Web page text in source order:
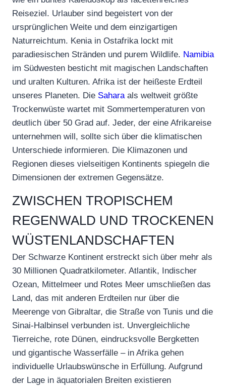
Reiseziel. Urlauber sind begeistert von der
ursprünglichen Weite und dem einzigartigen
Naturreichtum. Kenia in Ostafrika lockt mit
paradiesischen Stränden und purem Wildlife. Namibia
im Südwesten besticht mit magischen Landschaften
und uralten Kulturen. Afrika ist der heißeste Erdteil
unseres Planeten. Die Sahara als weltweit größte
Trockenwüste wartet mit Sommertemperaturen von
deutlich über 50 Grad auf. Jeder, der eine Afrikareise
unternehmen will, sollte sich über die klimatischen
Unterschiede informieren. Die Klimazonen und
Regionen dieses vielseitigen Kontinents spiegeln die
Dimensionen der extremen Gegensätze.
ZWISCHEN TROPISCHEM
REGENWALD UND TROCKENEN
WÜSTENLANDSCHAFTEN
Der Schwarze Kontinent erstreckt sich über mehr als
30 Millionen Quadratkilometer. Atlantik, Indischer
Ozean, Mittelmeer und Rotes Meer umschließen das
Land, das mit anderen Erdteilen nur über die
Meerenge von Gibraltar, die Straße von Tunis und die
Sinai-Halbinsel verbunden ist. Unvergleichliche
Tierreiche, rote Dünen, eindrucksvolle Bergketten
und gigantische Wasserfälle – in Afrika gehen
individuelle Urlaubswünsche in Erfüllung. Aufgrund
der Lage in äquatorialen Breiten existieren